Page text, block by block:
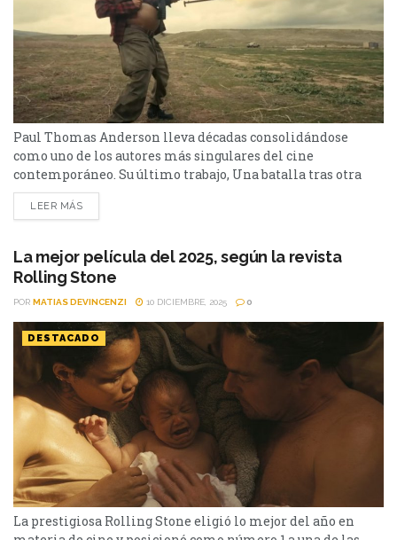
Paul Thomas Anderson lleva décadas consolidándose
como uno de los autores más singulares del cine
contemporáneo. Su último trabajo, Una batalla tras otra
(One Battle After Another, 2025), lo vuelve a colocar en el
centro de la conversación cinematográfica de la
Oscar. 1. Una carrera que ya es una...
LEER MÁS
La mejor película del 2025, según la revista
Rolling Stone
POR MATIAS DEVINCENZI 10 DICIEMBRE, 2025 0
DESTACADO
La prestigiosa Rolling Stone eligió lo mejor del año en